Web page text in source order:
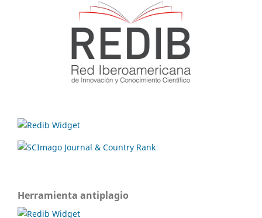
Herramienta antiplagio